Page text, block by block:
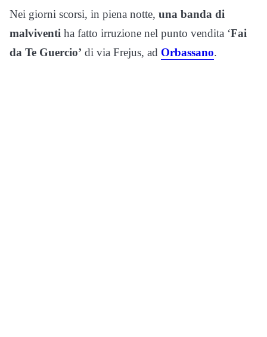
Nei giorni scorsi, in piena notte, una banda di
malviventi ha fatto irruzione nel punto vendita ‘Fai
da Te Guercio’ di via Frejus, ad Orbassano.